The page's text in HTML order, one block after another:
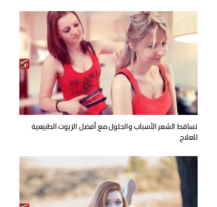
تساقط الشعر الأسباب والحلول مع أفضل الزيوت الطبيعية
للعلاج